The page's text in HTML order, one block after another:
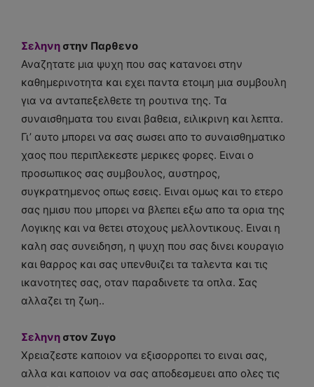
Σεληνη στην Παρθενο
Αναζητατε μια ψυχη που σας κατανοει στην
καθημερινοτητα και εχει παντα ετοιμη μια συμβουλη
για να ανταπεξελθετε τη ρουτινα της. Τα
συναισθηματα του ειναι βαθεια, ειλικρινη και λεπτα.
Γι’ αυτο μπορει να σας σωσει απο το συναισθηματικο
χαος που περιπλεκεστε μερικες φορες. Ειναι ο
προσωπικος σας συμβουλος, αυστηρος,
συγκρατημενος οπως εσεις. Ειναι ομως και το ετερο
σας ημισυ που μπορει να βλεπει εξω απο τα ορια της
Λογικης και να θετει στοχους μελλοντικους. Ειναι η
καλη σας συνειδηση, η ψυχη που σας δινει κουραγιο
και θαρρος και σας υπενθυιζει τα ταλεντα και τις
ικανοτητες σας, οταν παραδινετε τα οπλα. Σας
αλλαζει τη ζωη..
Σεληνη στον Ζυγο
Χρειαζεστε καποιον να εξισορροπει το ειναι σας,
αλλα και καποιον να σας αποδεσμευει απο ολες τις